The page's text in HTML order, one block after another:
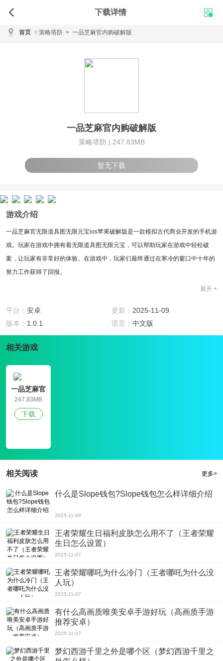
下载详情
首页 策略塔防 > 一品芝麻官内购破解版
一品芝麻官内购破解版
策略塔防 | 247.83MB
暂无下载
游戏介绍
一品芝麻官无限道具图无限元宝ios苹果破解版是一款模拟古代商业开发的手机游
戏。玩家在游戏中拥有着无限道具图无限元宝，可以帮助玩家在游戏中轻松破
案，让玩家有非常好的体验。在游戏中，玩家们最终通过在寒冷的窗口中十年的
努力工作获得了回报。
玩家在游戏中拥有着无限道具图无限元宝，可以帮助玩家在游戏中轻松破案，让
玩家有非常好的体验。
游戏特色
以各种方式发展你的角色;
3、玩家也可以在游戏中找到各种美女来培养他们的感情，欢迎他们回家;
玩法攻略
就，使他们的仕途顺利;
戴;
3、在游戏中，玩家还可以拜访美女佳丽迎接上门，享受美女相伴的生活;
4、游戏的整体游戏性非常自由。各种古代游戏也很合适;一品芝麻官方破解版游
游戏亮点
1、在一品芝麻官无限道具图无限元宝ios苹果破解版开始时，玩家需要训练各种
2、 玩家需要与知己互动，以提高游戏中的亲密度;
3、 亲密度越高，儿童出现的属性就越高，这对游戏的进展有很大影响;
游戏评测
在一品芝麻官无限道具图无限元宝ios苹果破解版中，玩家会做出各种努力，使自
己的仕途不断上升。通过治理自己的领土和破获各种案件，他们将获得人民的爱
和杰出的成就。在游戏中，玩家还可以娶各种美女，不断培养你的角色。皇帝会
逐渐提升你的地位，你会继续不懈努力。
展开 +
平台： 安卓 更新： 2025-11-09
版本： 1.0.1 语言： 中文版
相关游戏
一品芝麻官
内购破解版
247.83MB
下载
相关阅读 更多>
什么是Slope钱包?Slope钱包怎么样详细介绍
2025-11-09
王者荣耀生日福利皮肤怎么用不了（王者荣耀
生日怎么设置）
2025-11-07
王者荣耀哪吒为什么冷门（王者哪吒为什么没
人玩）
2025-11-07
有什么高画质唯美安卓手游好玩（高画质手游
推荐安卓）
2025-11-07
梦幻西游千里之外是哪个区（梦幻西游千里之